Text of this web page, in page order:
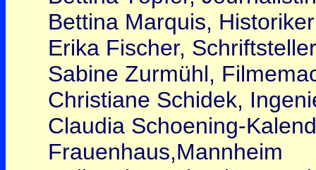
Bettina Marquis,
Erika Fischer,
Sabine Zurmühl,
Christiane Schidek,
Claudia Schoening-
Frauenhaus,Mannheim